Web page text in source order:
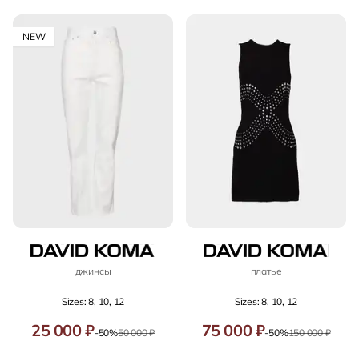
NEW
джинсы
Sizes: 8, 10, 12
25 000 ₽-50%50 000 ₽
платье
Sizes: 8, 10, 12
75 000 ₽-50%150 000 ₽